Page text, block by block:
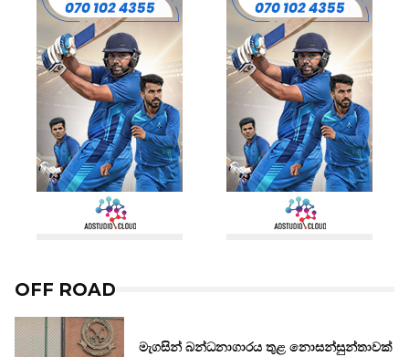
OFF ROAD
මැගසින් බන්ධනාගාරය තුළ නොසන්සුන්තාවක්